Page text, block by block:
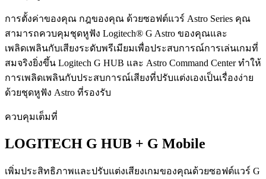
การตั้งค่าของคุณ กฎของคุณ ด้วยซอฟต์แวร์ Astro Series คุณ
สามารถควบคุมชุดหูฟัง Logitech® G Astro ของคุณและ
เพลิดเพลินกับเสียงระดับพรีเมียมเพื่อประสบการณ์การเล่นเกมที่
สมจริงยิ่งขึ้น Logitech G HUB และ Astro Command Center ทำให้
การเพลิดเพลินกับประสบการณ์เสียงที่ปรับแต่งเองเป็นเรื่องง่าย
ด้วยชุดหูฟัง Astro ที่รองรับ
ควบคุมเต็มที่
LOGITECH G HUB + G Mobile
เพิ่มประสิทธิภาพและปรับแต่งเสียงเกมของคุณด้วยซอฟต์แวร์ G